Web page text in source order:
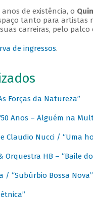
de existência, o
tanto para
carreiras, pelo palco
de ingressos.
Forças da Natureza”
Anos – Alguém na
Claudio Nucci / “Uma
Orquestra HB – “Baile
/ “Subúrbio Bossa Nova”